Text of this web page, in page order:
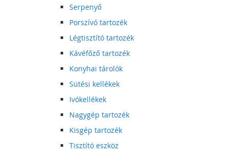
Serpenyő
Porszívó tartozék
Légtisztító tartozék
Kávéfőző tartozék
Konyhai tárolók
Sütési kellékek
Ivókellékek
Nagygép tartozék
Kisgép tartozék
Tisztító eszköz